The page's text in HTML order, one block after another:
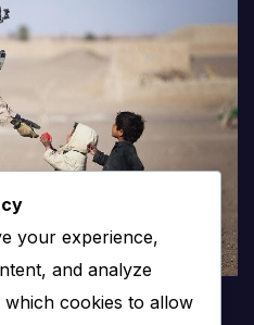
your experience,
and analyze
cookies to allow